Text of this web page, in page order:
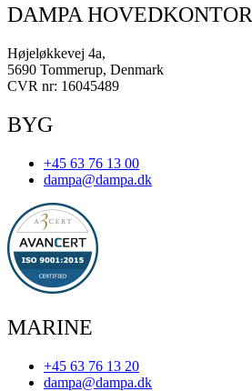
DAMPA HOVEDKONTOR
Højeløkkevej 4a,
5690 Tommerup, Denmark
CVR nr: 16045489
BYG
+45 63 76 13 00
dampa@dampa.dk
MARINE
+45 63 76 13 20
dampa@dampa.dk